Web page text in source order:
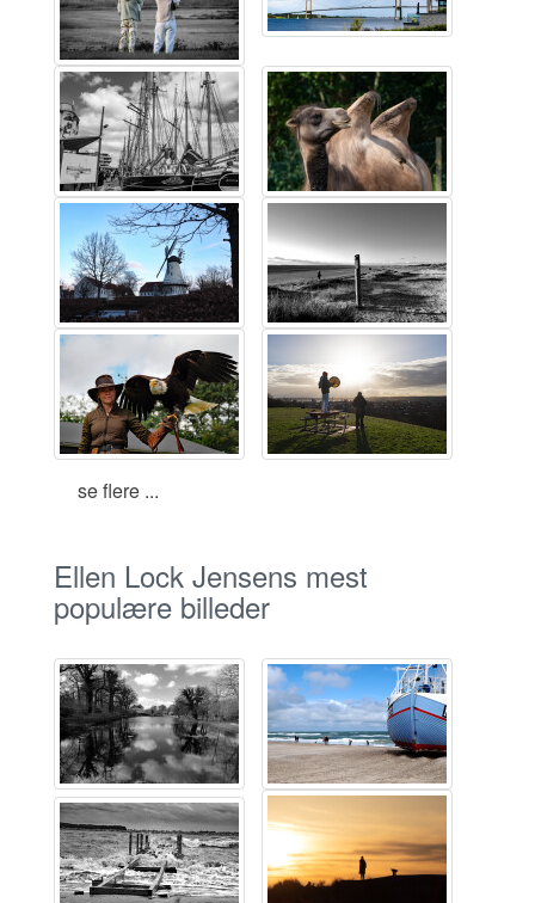
se flere ...
Ellen Lock Jensens mest
populære billeder